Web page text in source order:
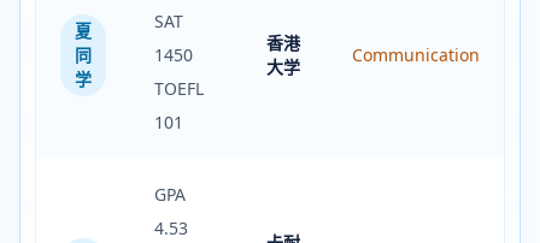
夏
同
学
SAT
1450
TOEFL
101
香港
大学
Communication
GPA
4.53